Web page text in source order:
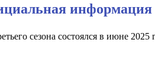
информация
сезона состоялся в июне